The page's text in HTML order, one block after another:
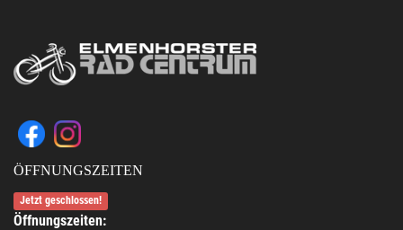
ÖFFNUNGSZEITEN
Jetzt geschlossen!
Öffnungszeiten: